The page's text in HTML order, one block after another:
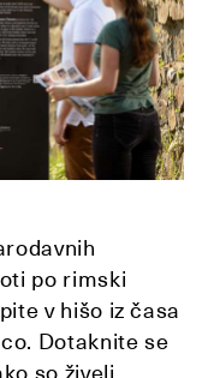
po rimski
v hišo iz časa
Dotaknite se
so živeli